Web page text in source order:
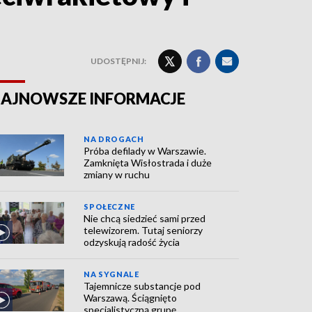
UDOSTĘPNIJ:
INFORMACJE
NA DROGACH
Próba defilady w Warszawie.
Zamknięta Wisłostrada i duże
zmiany w ruchu
SPOŁECZNE
Nie chcą siedzieć sami przed
telewizorem. Tutaj seniorzy
odzyskują radość życia
NA SYGNALE
Tajemnicze substancje pod
Warszawą. Ściągnięto
specjalistyczną grupę